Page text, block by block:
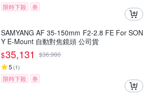
限時下殺 券
SAMYANG AF 35-150mm F2-2.8 FE For SON
Y E-Mount 自動對焦鏡頭 公司貨
$35,131 $36,980
5 (1)
限時下殺 券